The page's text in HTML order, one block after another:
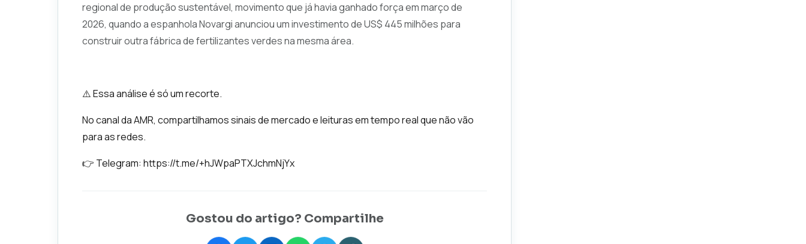
regional de produção sustentável, movimento que já havia ganhado força em março de
2026, quando a espanhola Novargi anunciou um investimento de US$ 445 milhões para
construir outra fábrica de fertilizantes verdes na mesma área.
⚠️ Essa análise é só um recorte.
No canal da AMR, compartilhamos sinais de mercado e leituras em tempo real que não vão
para as redes.
👉 Telegram: https://t.me/+hJWpaPTXJchmNjYx
Gostou do artigo? Compartilhe